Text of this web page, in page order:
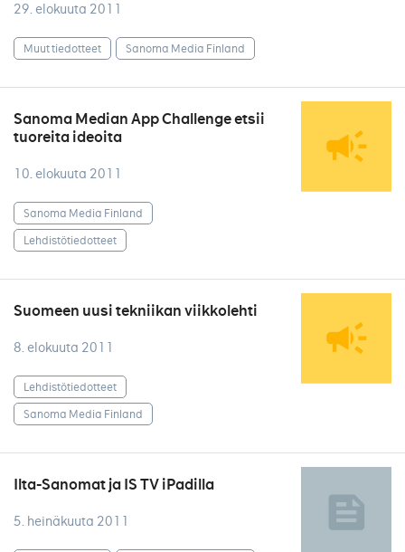
29. elokuuta 2011
Muut tiedotteet Sanoma Media Finland
Sanoma Median App Challenge etsii
tuoreita ideoita
10. elokuuta 2011
Sanoma Media Finland
Lehdistötiedotteet
Suomeen uusi tekniikan viikkolehti
8. elokuuta 2011
Lehdistötiedotteet
Sanoma Media Finland
Ilta-Sanomat ja IS TV iPadilla
5. heinäkuuta 2011